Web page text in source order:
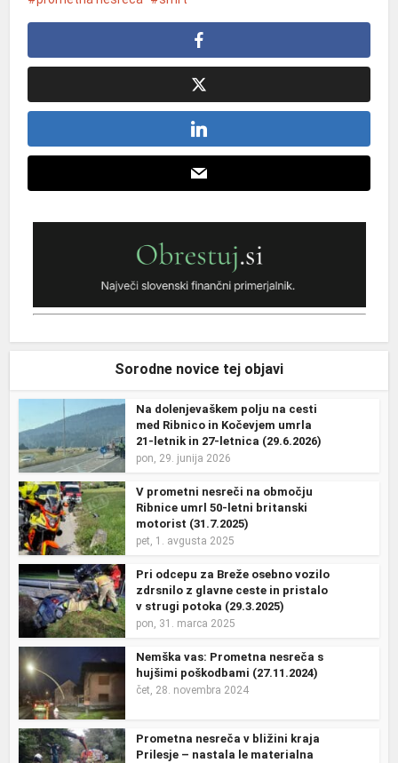
Sorodne novice tej objavi
Na dolenjevaškem polju na cesti
med Ribnico in Kočevjem umrla
21-letnik in 27-letnica (29.6.2026)
pon, 29. junija 2026
V prometni nesreči na območju
Ribnice umrl 50-letni britanski
motorist (31.7.2025)
pet, 1. avgusta 2025
Pri odcepu za Breže osebno vozilo
zdrsnilo z glavne ceste in pristalo
v strugi potoka (29.3.2025)
pon, 31. marca 2025
Nemška vas: Prometna nesreča s
hujšimi poškodbami (27.11.2024)
čet, 28. novembra 2024
Prometna nesreča v bližini kraja
Prilesje – nastala le materialna